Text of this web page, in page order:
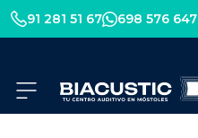
91 281 51 67 698 576 647